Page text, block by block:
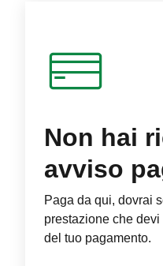
Non hai
avviso
Paga da qui, dovrai
prestazione che
del tuo pagamento.